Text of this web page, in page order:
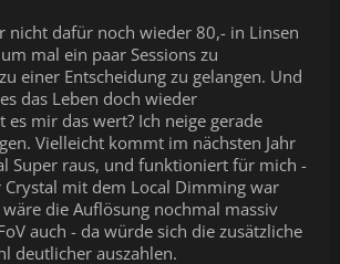
nicht dafür noch wieder 80,- in Linsen
mal ein paar Sessions zu
einer Entscheidung zu gelangen. Und
das Leben doch wieder
mir das wert? Ich neige gerade
Vielleicht kommt im nächsten Jahr
Super raus, und funktioniert für mich -
Crystal mit dem Local Dimming war
die Auflösung nochmal massiv
auch - da würde sich die zusätzliche
deutlicher auszahlen.